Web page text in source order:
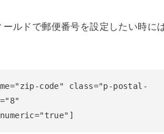
ルドで郵便番号を設定したい時に
code" class="p-postal-